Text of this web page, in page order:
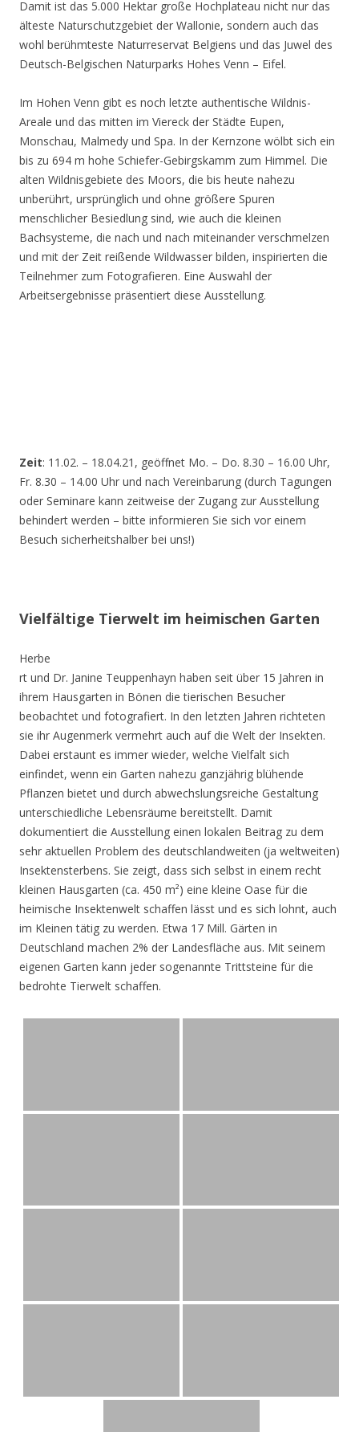
Damit ist das 5.000 Hektar große Hochplateau nicht nur das
älteste Naturschutzgebiet der Wallonie, sondern auch das
wohl berühmteste Naturreservat Belgiens und das Juwel des
Deutsch-Belgischen Naturparks Hohes Venn – Eifel.
Im Hohen Venn gibt es noch letzte authentische Wildnis-
Areale und das mitten im Viereck der Städte Eupen,
Monschau, Malmedy und Spa. In der Kernzone wölbt sich ein
bis zu 694 m hohe Schiefer-Gebirgskamm zum Himmel. Die
alten Wildnisgebiete des Moors, die bis heute nahezu
unberührt, ursprünglich und ohne größere Spuren
menschlicher Besiedlung sind, wie auch die kleinen
Bachsysteme, die nach und nach miteinander verschmelzen
und mit der Zeit reißende Wildwasser bilden, inspirierten die
Teilnehmer zum Fotografieren. Eine Auswahl der
Arbeitsergebnisse präsentiert diese Ausstellung.
Zeit: 11.02. – 18.04.21, geöffnet Mo. – Do. 8.30 – 16.00 Uhr,
Fr. 8.30 – 14.00 Uhr und nach Vereinbarung (durch Tagungen
oder Seminare kann zeitweise der Zugang zur Ausstellung
behindert werden – bitte informieren Sie sich vor einem
Besuch sicherheitshalber bei uns!)
Vielfältige Tierwelt im heimischen Garten
Herbe
rt und Dr. Janine Teuppenhayn haben seit über 15 Jahren in
ihrem Hausgarten in Bönen die tierischen Besucher
beobachtet und fotografiert. In den letzten Jahren richteten
sie ihr Augenmerk vermehrt auch auf die Welt der Insekten.
Dabei erstaunt es immer wieder, welche Vielfalt sich
einfindet, wenn ein Garten nahezu ganzjährig blühende
Pflanzen bietet und durch abwechslungsreiche Gestaltung
unterschiedliche Lebensräume bereitstellt. Damit
dokumentiert die Ausstellung einen lokalen Beitrag zu dem
sehr aktuellen Problem des deutschlandweiten (ja weltweiten)
Insektensterbens. Sie zeigt, dass sich selbst in einem recht
kleinen Hausgarten (ca. 450 m²) eine kleine Oase für die
heimische Insektenwelt schaffen lässt und es sich lohnt, auch
im Kleinen tätig zu werden. Etwa 17 Mill. Gärten in
Deutschland machen 2% der Landesfläche aus. Mit seinem
eigenen Garten kann jeder sogenannte Trittsteine für die
bedrohte Tierwelt schaffen.